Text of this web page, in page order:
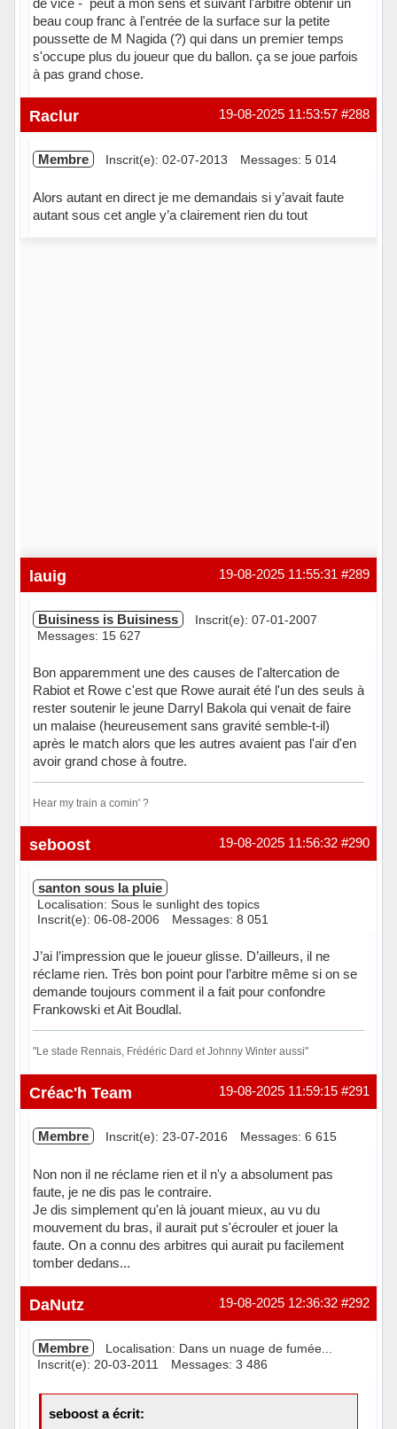
de vice - peut à mon sens et suivant l'arbitre obtenir un
beau coup franc à l'entrée de la surface sur la petite
poussette de M Nagida (?) qui dans un premier temps
s'occupe plus du joueur que du ballon. ça se joue parfois
à pas grand chose.
Hors ligne #288
19-08-2025 11:53:57
Raclur
Membre Inscrit(e): 02-07-2013 Messages: 5 014
Alors autant en direct je me demandais si y’avait faute
autant sous cet angle y’a clairement rien du tout
#289
19-08-2025 11:55:31
lauig
Buisiness is Buisiness
Inscrit(e): 07-01-2007
Messages: 15 627
Bon apparemment une des causes de l'altercation de
Rabiot et Rowe c'est que Rowe aurait été l'un des seuls à
rester soutenir le jeune Darryl Bakola qui venait de faire
un malaise (heureusement sans gravité semble-t-il)
après le match alors que les autres avaient pas l'air d'en
avoir grand chose à foutre.
Hear my train a comin' ?
Hors ligne #290
19-08-2025 11:56:32
seboost
santon sous la pluie
Localisation: Sous le sunlight des topics
Inscrit(e): 06-08-2006
Messages: 8 051
J’ai l’impression que le joueur glisse. D’ailleurs, il ne
réclame rien. Très bon point pour l’arbitre même si on se
demande toujours comment il a fait pour confondre
Frankowski et Ait Boudlal.
"Le stade Rennais, Frédéric Dard et Johnny Winter aussi"
Hors ligne #291
19-08-2025 11:59:15
Créac'h Team
Membre Inscrit(e): 23-07-2016 Messages: 6 615
Non non il ne réclame rien et il n'y a absolument pas
faute, je ne dis pas le contraire.
Je dis simplement qu'en là jouant mieux, au vu du
mouvement du bras, il aurait put s'écrouler et jouer la
faute. On a connu des arbitres qui aurait pu facilement
tomber dedans...
Hors ligne #292
19-08-2025 12:36:32
DaNutz
Membre
Localisation: Dans un nuage de fumée...
Inscrit(e): 20-03-2011
Messages: 3 486
seboost a écrit: